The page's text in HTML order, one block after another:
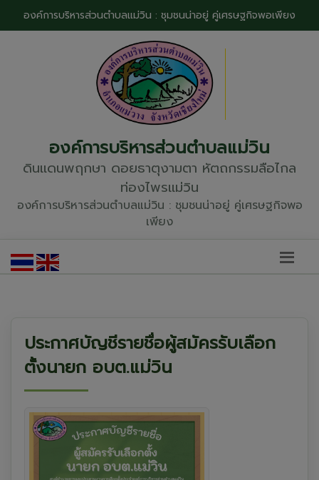
องค์การบริหารส่วนตำบลแม่วิน : ชุมชนน่าอยู่ คู่เศรษฐกิจพอเพียง
องค์การบริหารส่วนตำบลแม่วิน
ดินแดนพฤกษา ดอยธาตุงามตา หัตถกรรมลือไกล
ท่องไพรแม่วิน
องค์การบริหารส่วนตำบลแม่วิน : ชุมชนน่าอยู่ คู่เศรษฐกิจพอ
เพียง
ประกาศบัญชีรายชื่อผู้สมัครรับเลือก
ตั้งนายก อบต.แม่วิน